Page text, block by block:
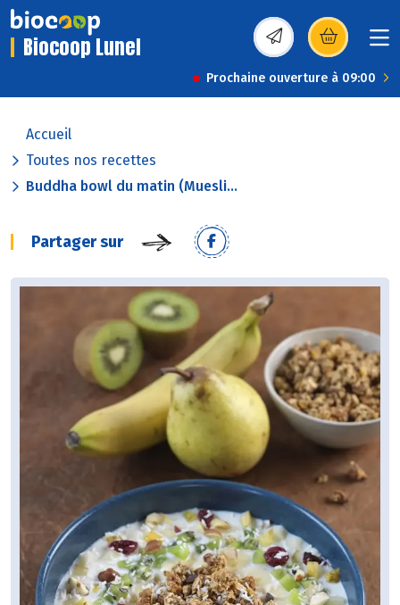
Biocoop Lunel (s’ouvre dans une
Prochaine ouverture à 09:00
Accueil
Toutes nos recettes
Buddha bowl du matin (Muesli...
Partager sur